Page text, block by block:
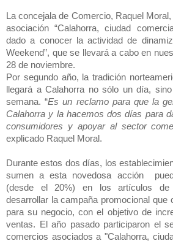
La concejala de Comercio, Raquel
asociación “Calahorra, ciudad
dado a conocer la actividad de
Weekend”, que se llevará a cabo en
28 de noviembre.
Por segundo año, la tradición
llegará a Calahorra no sólo un día,
semana. “Es un reclamo para que la
Calahorra y la hacemos dos días para
consumidores y apoyar al sector
explicado Raquel Moral.
Durante estos dos días, los
sumen a esta novedosa acción
(desde el 20%) en los artículos de
desarrollar la campaña promocional que
para su negocio, con el objetivo de
ventas. El año pasado participaron el
comercios asociados a "Calahorra,